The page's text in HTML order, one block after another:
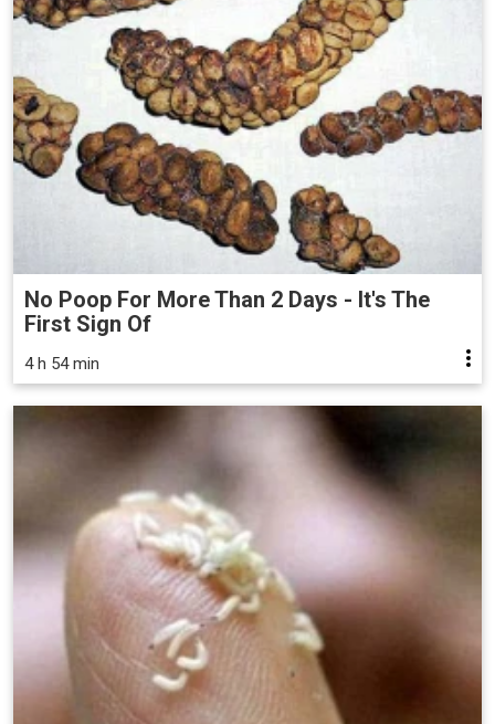
No Poop For More Than 2 Days - It's The
First Sign Of
4 h 54 min